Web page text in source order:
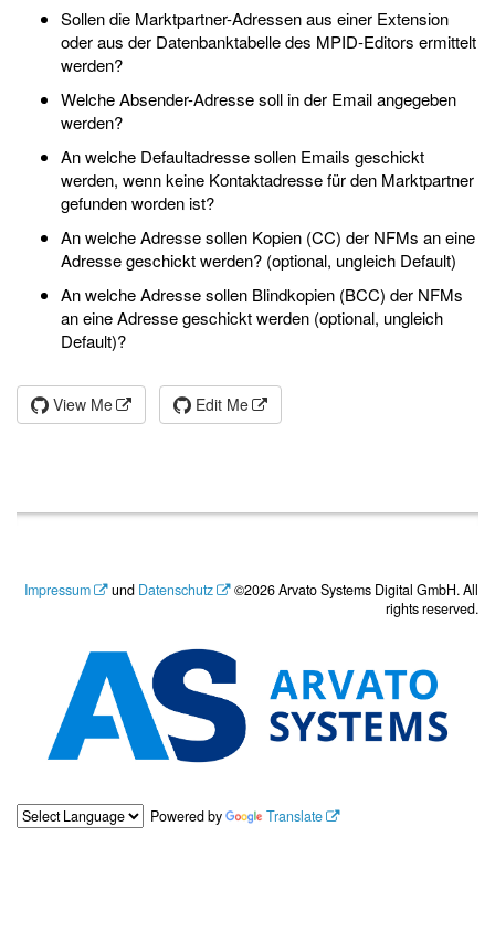
Sollen die Marktpartner-Adressen aus einer Extension
oder aus der Datenbanktabelle des MPID-Editors ermittelt
werden?
Welche Absender-Adresse soll in der Email angegeben
werden?
An welche Defaultadresse sollen Emails geschickt
werden, wenn keine Kontaktadresse für den Marktpartner
gefunden worden ist?
An welche Adresse sollen Kopien (CC) der NFMs an eine
Adresse geschickt werden? (optional, ungleich Default)
An welche Adresse sollen Blindkopien (BCC) der NFMs
an eine Adresse geschickt werden (optional, ungleich
Default)?
View Me Edit Me
Impressum und Datenschutz
©2026 Arvato Systems Digital GmbH. All
rights reserved.
Powered by Translate